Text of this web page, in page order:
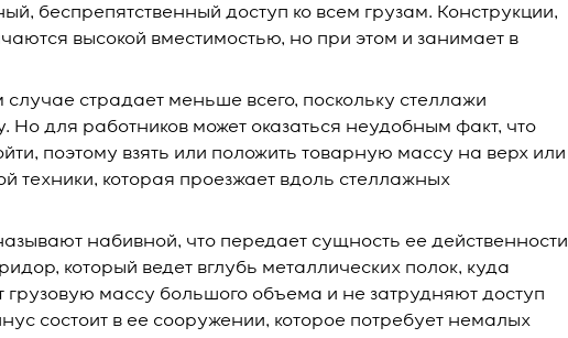
беспрепятственный доступ ко всем грузам. Конструкции,
высокой вместимостью, но при этом и занимает в
страдает меньше всего, поскольку стеллажи
Но для работников может оказаться неудобным факт, что
поэтому взять или положить товарную массу на верх или
техники, которая проезжает вдоль стеллажных
набивной, что передает сущность ее действенности
который ведет вглубь металлических полок, куда
массу большого объема и не затрудняют доступ
состоит в ее сооружении, которое потребует немалых